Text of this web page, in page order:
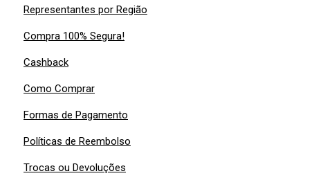
Representantes por Região
Compra 100% Segura!
Cashback
Como Comprar
Formas de Pagamento
Políticas de Reembolso
Trocas ou Devoluções